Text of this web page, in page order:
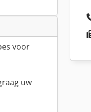
voor
uw